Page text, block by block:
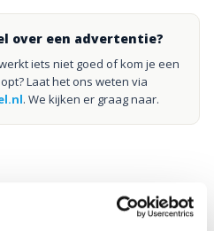
over een advertentie?
iets niet goed of kom je een
Laat het ons weten via
. We kijken er graag naar.